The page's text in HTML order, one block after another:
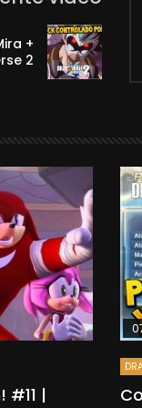
+
2
#11 |